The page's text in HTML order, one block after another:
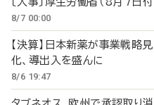
8/7 00:00
【決算】日本新薬が事業戦
化、導出入を盛んに
8/6 19:47